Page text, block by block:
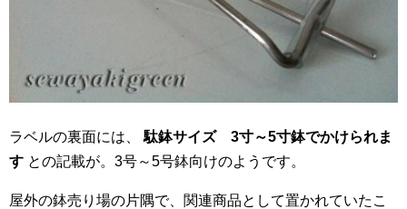
ラベルの裏面には、駄鉢サイズ 3寸～5寸鉢でかけられま
す との記載が。3号～5号鉢向けのようです。
屋外の鉢売り場の片隅で、関連商品として置かれていたこ